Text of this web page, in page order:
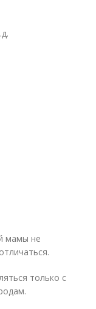
мамы не
только с